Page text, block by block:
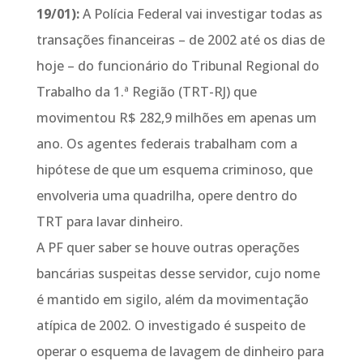
19/01):A Polícia Federal vai investigar todas as
transações financeiras – de 2002 até os dias de
hoje – do funcionário do Tribunal Regional do
Trabalho da 1.ª Região (TRT-RJ) que
movimentou R$ 282,9 milhões em apenas um
ano. Os agentes federais trabalham com a
hipótese de que um esquema criminoso, que
envolveria uma quadrilha, opere dentro do
TRT para lavar dinheiro.
A PF quer saber se houve outras operações
bancárias suspeitas desse servidor, cujo nome
é mantido em sigilo, além da movimentação
atípica de 2002. O investigado é suspeito de
operar o esquema de lavagem de dinheiro para